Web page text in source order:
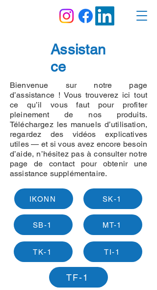
Assistan
ce
Bienvenue sur notre page
d’assistance ! Vous trouverez ici tout
ce qu’il vous faut pour profiter
pleinement de nos produits.
Téléchargez les manuels d’utilisation,
regardez des vidéos explicatives
utiles — et si vous avez encore besoin
d’aide, n’hésitez pas à consulter notre
page de contact pour obtenir une
assistance supplémentaire.
IKONN
SB-1
TK-1
SK-1
MT-1
TI-1
TF-1